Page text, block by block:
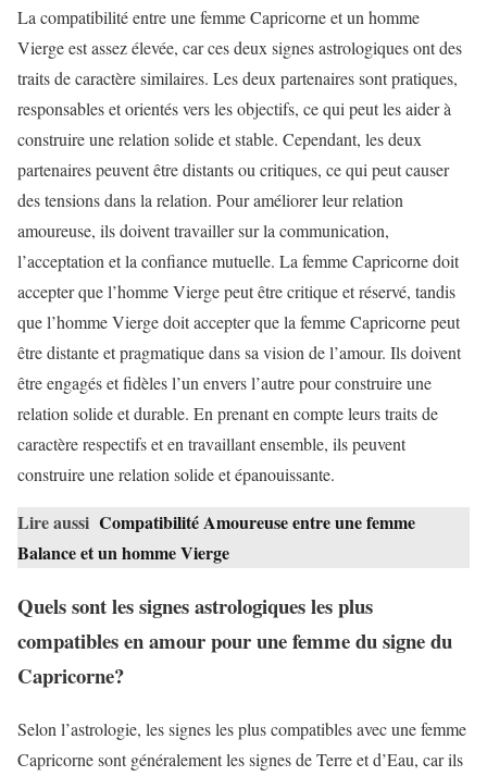
La compatibilité entre une femme Capricorne et un homme
Vierge est assez élevée, car ces deux signes astrologiques ont des
traits de caractère similaires. Les deux partenaires sont pratiques,
responsables et orientés vers les objectifs, ce qui peut les aider à
construire une relation solide et stable. Cependant, les deux
partenaires peuvent être distants ou critiques, ce qui peut causer
des tensions dans la relation. Pour améliorer leur relation
amoureuse, ils doivent travailler sur la communication,
l’acceptation et la confiance mutuelle. La femme Capricorne doit
accepter que l’homme Vierge peut être critique et réservé, tandis
que l’homme Vierge doit accepter que la femme Capricorne peut
être distante et pragmatique dans sa vision de l’amour. Ils doivent
être engagés et fidèles l’un envers l’autre pour construire une
relation solide et durable. En prenant en compte leurs traits de
caractère respectifs et en travaillant ensemble, ils peuvent
construire une relation solide et épanouissante.
Lire aussi Compatibilité Amoureuse entre une femme
Balance et un homme Vierge
Quels sont les signes astrologiques les plus
compatibles en amour pour une femme du signe du
Capricorne?
Selon l’astrologie, les signes les plus compatibles avec une femme
Capricorne sont généralement les signes de Terre et d’Eau, car ils